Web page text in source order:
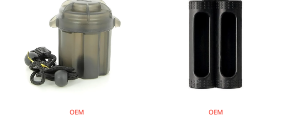
OEM OEM